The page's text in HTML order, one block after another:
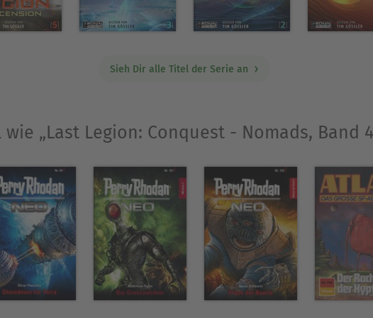
Sieh Dir alle Titel der Serie an
„Last Legion: Conquest - Nomads, Band